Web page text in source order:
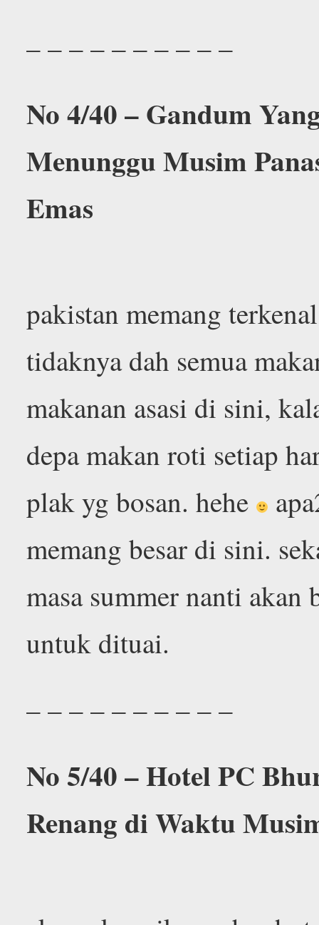
– – – – – – – – – –
No 4/40 – Gandum
Menunggu Musim
Emas
pakistan memang
tidaknya dah semua
makanan asasi di sini,
depa makan roti setiap
plak yg bosan. hehe
memang besar di sini.
masa summer nanti akan
untuk dituai.
– – – – – – – – – –
No 5/40 – Hotel PC
Renang di Waktu